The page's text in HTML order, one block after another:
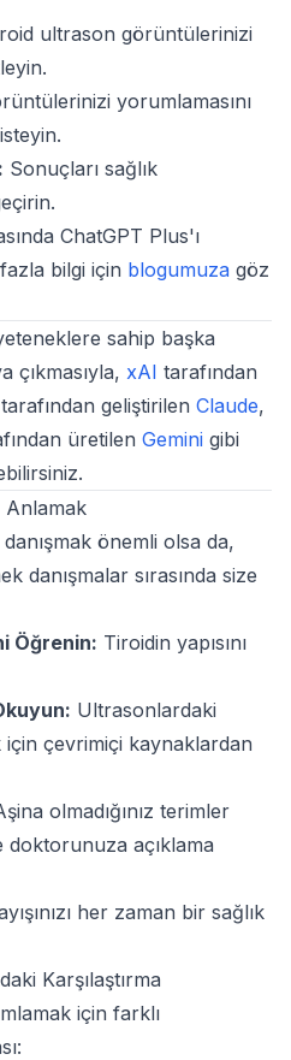
ultrason görüntülerinizi
yorumlamasını
Sonuçları sağlık
ChatGPT Plus'ı
bilgi için blogumuza göz
sahip başka
çıkmasıyla, xAI tarafından
tarafından geliştirilen Claude,
üretilen Gemini gibi
Anlamak
önemli olsa da,
danışmalar sırasında size
Öğrenin: Tiroidin yapısını
Ultrasonlardaki
için çevrimiçi kaynaklardan
olmadığınız terimler
doktorunuza açıklama
her zaman bir sağlık
Karşılaştırma
için farklı